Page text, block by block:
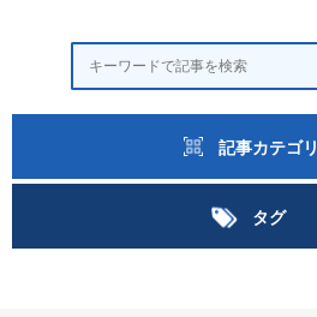
記事カテゴリ
タグ